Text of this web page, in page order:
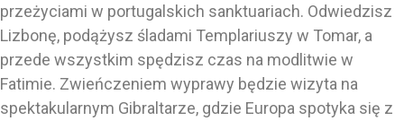
przeżyciami w portugalskich sanktuariach. Odwiedzisz
Lizbonę, podążysz śladami Templariuszy w Tomar, a
przede wszystkim spędzisz czas na modlitwie w
Fatimie. Zwieńczeniem wyprawy będzie wizyta na
spektakularnym Gibraltarze, gdzie Europa spotyka się z